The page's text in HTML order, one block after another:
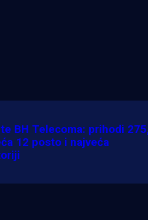
BH Telecoma: prihodi
12 posto i najveća